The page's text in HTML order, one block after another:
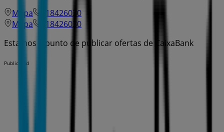
Mapa
918426030
Mapa
918426030
Estamos a punto de publicar ofertas de CaixaBank
Publicidad